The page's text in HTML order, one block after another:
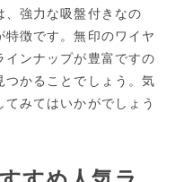
、強力な吸盤付きなの
徴です。無印のワイヤ
インナップが豊富ですの
つかることでしょう。気
みてはいかがでしょう